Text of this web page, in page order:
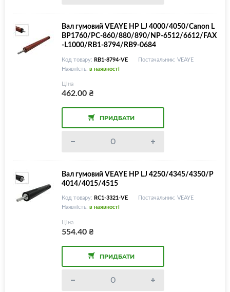
Вал гумовий VEAYE HP LJ 4000/4050/Canon L
BP1760/PC-860/880/890/NP-6512/6612/FAX
-L1000/RB1-8794/RB9-0684
Код товару: RB1-8794-VE
Постачальник: VEAYE
Наявність: в наявності
Ціна
462.00₴
ПРИДБАТИ
Вал гумовий VEAYE HP LJ 4250/4345/4350/P
4014/4015/4515
Код товару: RC1-3321-VE
Постачальник: VEAYE
Наявність: в наявності
Ціна
554.40₴
ПРИДБАТИ